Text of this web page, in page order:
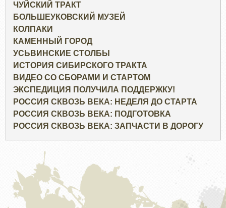
ЧУЙСКИЙ ТРАКТ
БОЛЬШЕУКОВСКИЙ МУЗЕЙ
КОЛПАКИ
КАМЕННЫЙ ГОРОД
УСЬВИНСКИЕ СТОЛБЫ
ИСТОРИЯ СИБИРСКОГО ТРАКТА
ВИДЕО СО СБОРАМИ И СТАРТОМ
ЭКСПЕДИЦИЯ ПОЛУЧИЛА ПОДДЕРЖКУ!
РОССИЯ СКВОЗЬ ВЕКА: НЕДЕЛЯ ДО СТАРТА
РОССИЯ СКВОЗЬ ВЕКА: ПОДГОТОВКА
РОССИЯ СКВОЗЬ ВЕКА: ЗАПЧАСТИ В ДОРОГУ